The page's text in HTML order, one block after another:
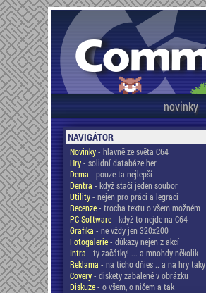
novinky
NAVIGÁTOR
Novinky- hlavně ze světa C64
Hry- solidní databáze her
Dema - pouze ta nejlepší
Dentra - když stačí jeden soubor
Utility- nejen pro práci a legraci
Recenze- trocha textu o všem možném
PC Software- když to nejde na C64
Grafika - ne vždy jen 320x200
Fotogalerie- důkazy nejen z akcí
Intra - ty začátky! ... a mnohdy několik
Reklama - na ticho dňies .. a na hry taky
Covery- diskety zabalené v obrázku
Diskuze- o všem, o ničem a tak